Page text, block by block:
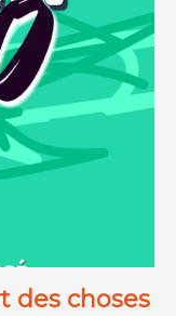
des choses